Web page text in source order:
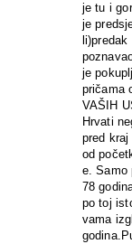
je tu i
je
je
pričama
VAŠIH
Hrvati
pred
od
e. Samo
78
po toj
vama